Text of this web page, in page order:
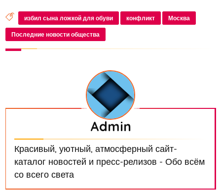
домой поздно ночью после прогулки и начал
конфликт с 17-летним сыном, который выс...
избил сына ложкой для обуви конфликт Москва
Последние новости общества
Admin
Красивый, уютный, атмосферный сайт-
каталог новостей и пресс-релизов - Обо всём
со всего света